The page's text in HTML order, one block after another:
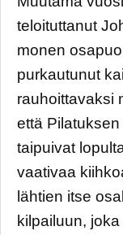
teloituttanut
monen
purkautunut
rauhoittavaksi
että
taipuivat
vaativaa
lähtien itse
kilpailuun,